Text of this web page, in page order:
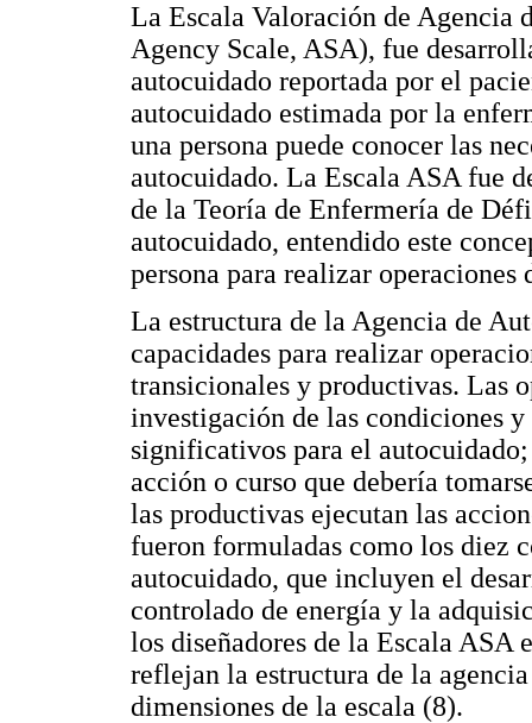
La Escala Valoración de Agencia
Agency Scale, ASA), fue
autocuidado reportada por el
autocuidado estimada por la
una persona puede conocer las
autocuidado. La Escala ASA fue
de la Teoría de Enfermería de
autocuidado, entendido este
persona para realizar operaciones
La estructura de la Agencia de
capacidades para realizar
transicionales y productivas. Las
investigación de las condiciones
significativos para el
acción o curso que debería
las productivas ejecutan las
fueron formuladas como los diez
autocuidado, que incluyen el
controlado de energía y la
los diseñadores de la Escala ASA
reflejan la estructura de la
dimensiones de la escala (8).